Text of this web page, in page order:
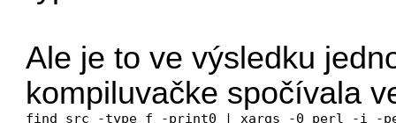
Ale je to ve výsledku
kompiluvačke spočívala
find src -type f -print0 | xargs -0 perl -i -pe